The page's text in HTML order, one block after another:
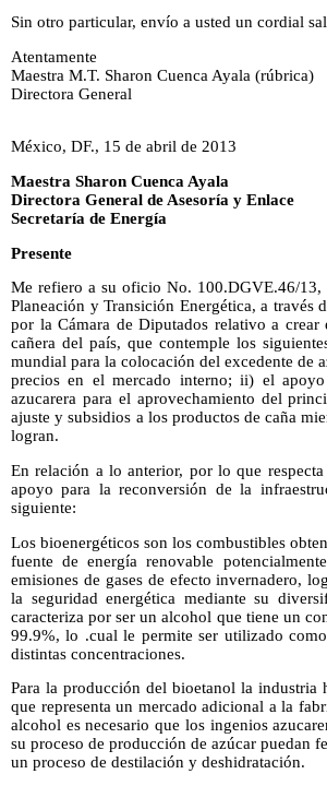
Sin otro particular, envío a usted un cordial
Atentamente
Maestra M.T. Sharon Cuenca Ayala (rúbrica)
Directora General
México, DF., 15 de abril de 2013
Maestra Sharon Cuenca Ayala
Directora General de Asesoría y Enlace
Secretaría de Energía
Presente
Me refiero a su oficio No. 100.DGVE.46/
Planeación y Transición Energética, a
por la Cámara de Diputados relativo a
cañera del país, que contemple los
mundial para la colocación del excedente de
precios en el mercado interno; ii) el
azucarera para el aprovechamiento del
ajuste y subsidios a los productos de caña
logran.
En relación a lo anterior, por lo que
apoyo para la reconversión de la
siguiente:
Los bioenergéticos son los combustibles
fuente de energía renovable
emisiones de gases de efecto invernadero,
la seguridad energética mediante su
caracteriza por ser un alcohol que tiene un
99.9%, lo .cual le permite ser utilizado
distintas concentraciones.
Para la producción del bioetanol la industria
que representa un mercado adicional a la
alcohol es necesario que los ingenios
su proceso de producción de azúcar puedan
un proceso de destilación y deshidratación.